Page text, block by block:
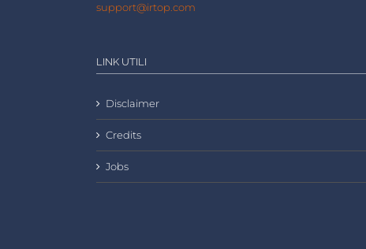
support@irtop.com
LINK UTILI
Disclaimer
Credits
Jobs